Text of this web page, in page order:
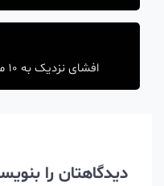
افشای نزدیک به 10 میلیارد پسورد منحصر به فرد
دیدگاهتان را بنویسید